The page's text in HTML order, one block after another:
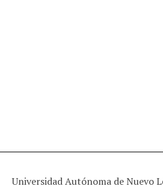
Universidad Autónoma de Nuevo